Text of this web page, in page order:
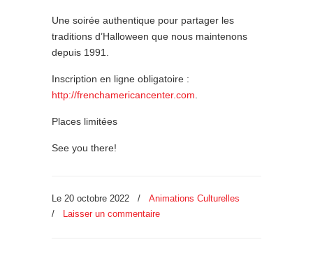
Une soirée authentique pour partager les
traditions d’Halloween que nous maintenons
depuis 1991.
Inscription en ligne obligatoire :
http://frenchamericancenter.com.
Places limitées
See you there!
Le 20 octobre 2022 /
Animations Culturelles
/
Laisser un commentaire